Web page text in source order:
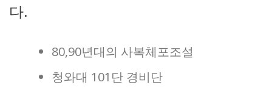
다.
80,90년대의 사복체포조설
청와대 101단 경비단